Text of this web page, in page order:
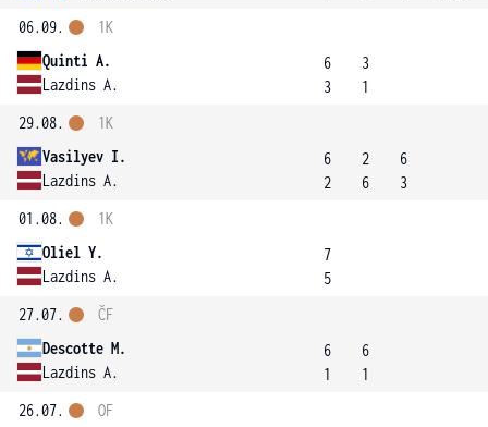
06.09.
Quinti A.
Lazdins A.
1K
6
3
3
1
29.08.
Vasilyev I.
Lazdins A.
1K
6
2
2
6
6
3
01.08.
Oliel Y.
Lazdins A.
1K
7
5
27.07.
Descotte M.
Lazdins A.
ČF
6
1
6
1
26.07.
OF